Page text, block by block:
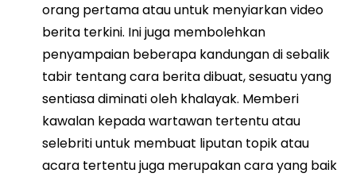
orang pertama atau untuk menyiarkan video
berita terkini. Ini juga membolehkan
penyampaian beberapa kandungan di sebalik
tabir tentang cara berita dibuat, sesuatu yang
sentiasa diminati oleh khalayak. Memberi
kawalan kepada wartawan tertentu atau
selebriti untuk membuat liputan topik atau
acara tertentu juga merupakan cara yang baik